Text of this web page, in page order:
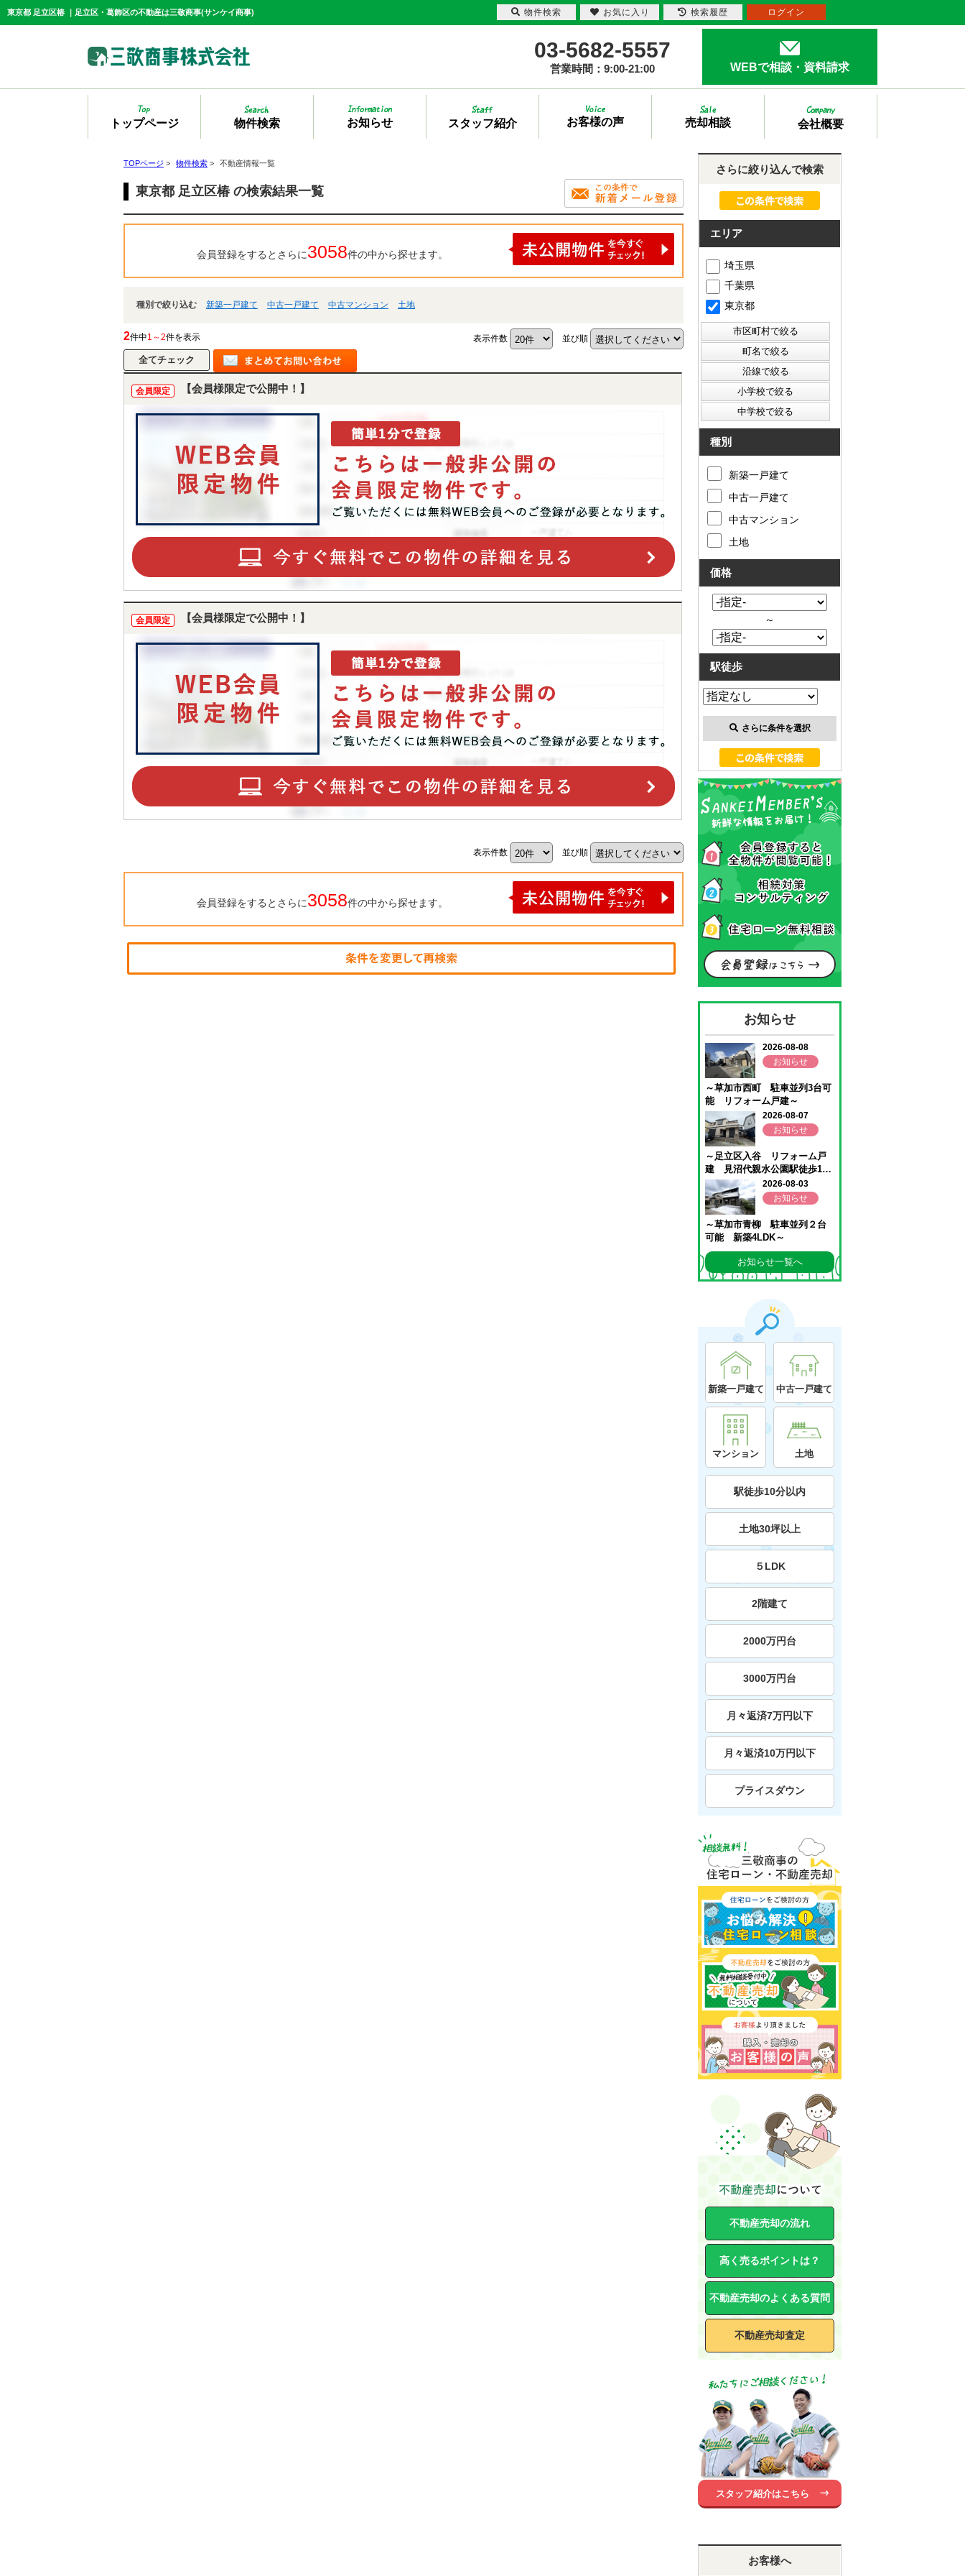
東京都 足立区椿 ｜足立区・葛飾区の不動産は三敬商事(サンケイ商事)
03-5682-5557
営業時間：9:00-21:00 WEBで相談・資料請求
トップページ 物件検索 お知らせ スタッフ紹介 お客様の声 売却相談 会社概要
TOPページ > 物件検索 > 不動産情報一覧
東京都 足立区椿 の検索結果一覧
会員登録をするとさらに3058件の中から探せます。
種別で絞り込む 新築一戸建て 中古一戸建て 中古マンション 土地
2件中1～2件を表示 表示件数 並び順
会員限定 【会員様限定で公開中！】
会員限定 【会員様限定で公開中！】
表示件数 並び順
会員登録をするとさらに3058件の中から探せます。
さらに絞り込んで検索
エリア
埼玉県
千葉県
東京都
種別
新築一戸建て
中古一戸建て
中古マンション
土地
価格
～
駅徒歩
さらに条件を選択
お知らせ
お知らせ一覧へ
新築一戸建て 中古一戸建て
マンション 土地
駅徒歩10分以内
土地30坪以上
５LDK
2階建て
2000万円台
3000万円台
月々返済7万円以下
月々返済10万円以下
プライスダウン
不動産売却の流れ
高く売るポイントは？
不動産売却のよくある質問
不動産売却査定
スタッフ紹介はこちら
お客様へ
物件検索 お気に入り 検索履歴 ログイン